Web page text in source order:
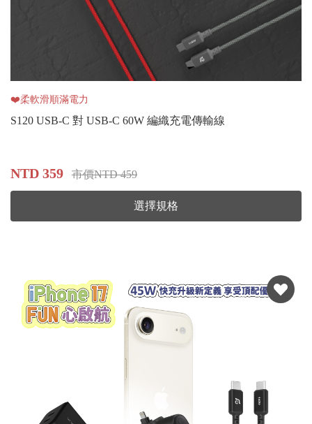
❤️柔軟滑順滿電力
S120 USB-C 對 USB-C 60W 編織充電傳輸線
NTD 359 市價NTD 459
選擇規格